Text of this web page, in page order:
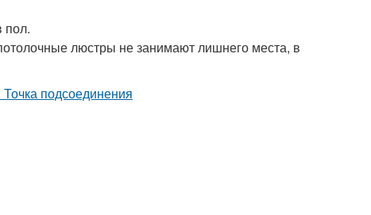
пол.
люстры не занимают лишнего места, в